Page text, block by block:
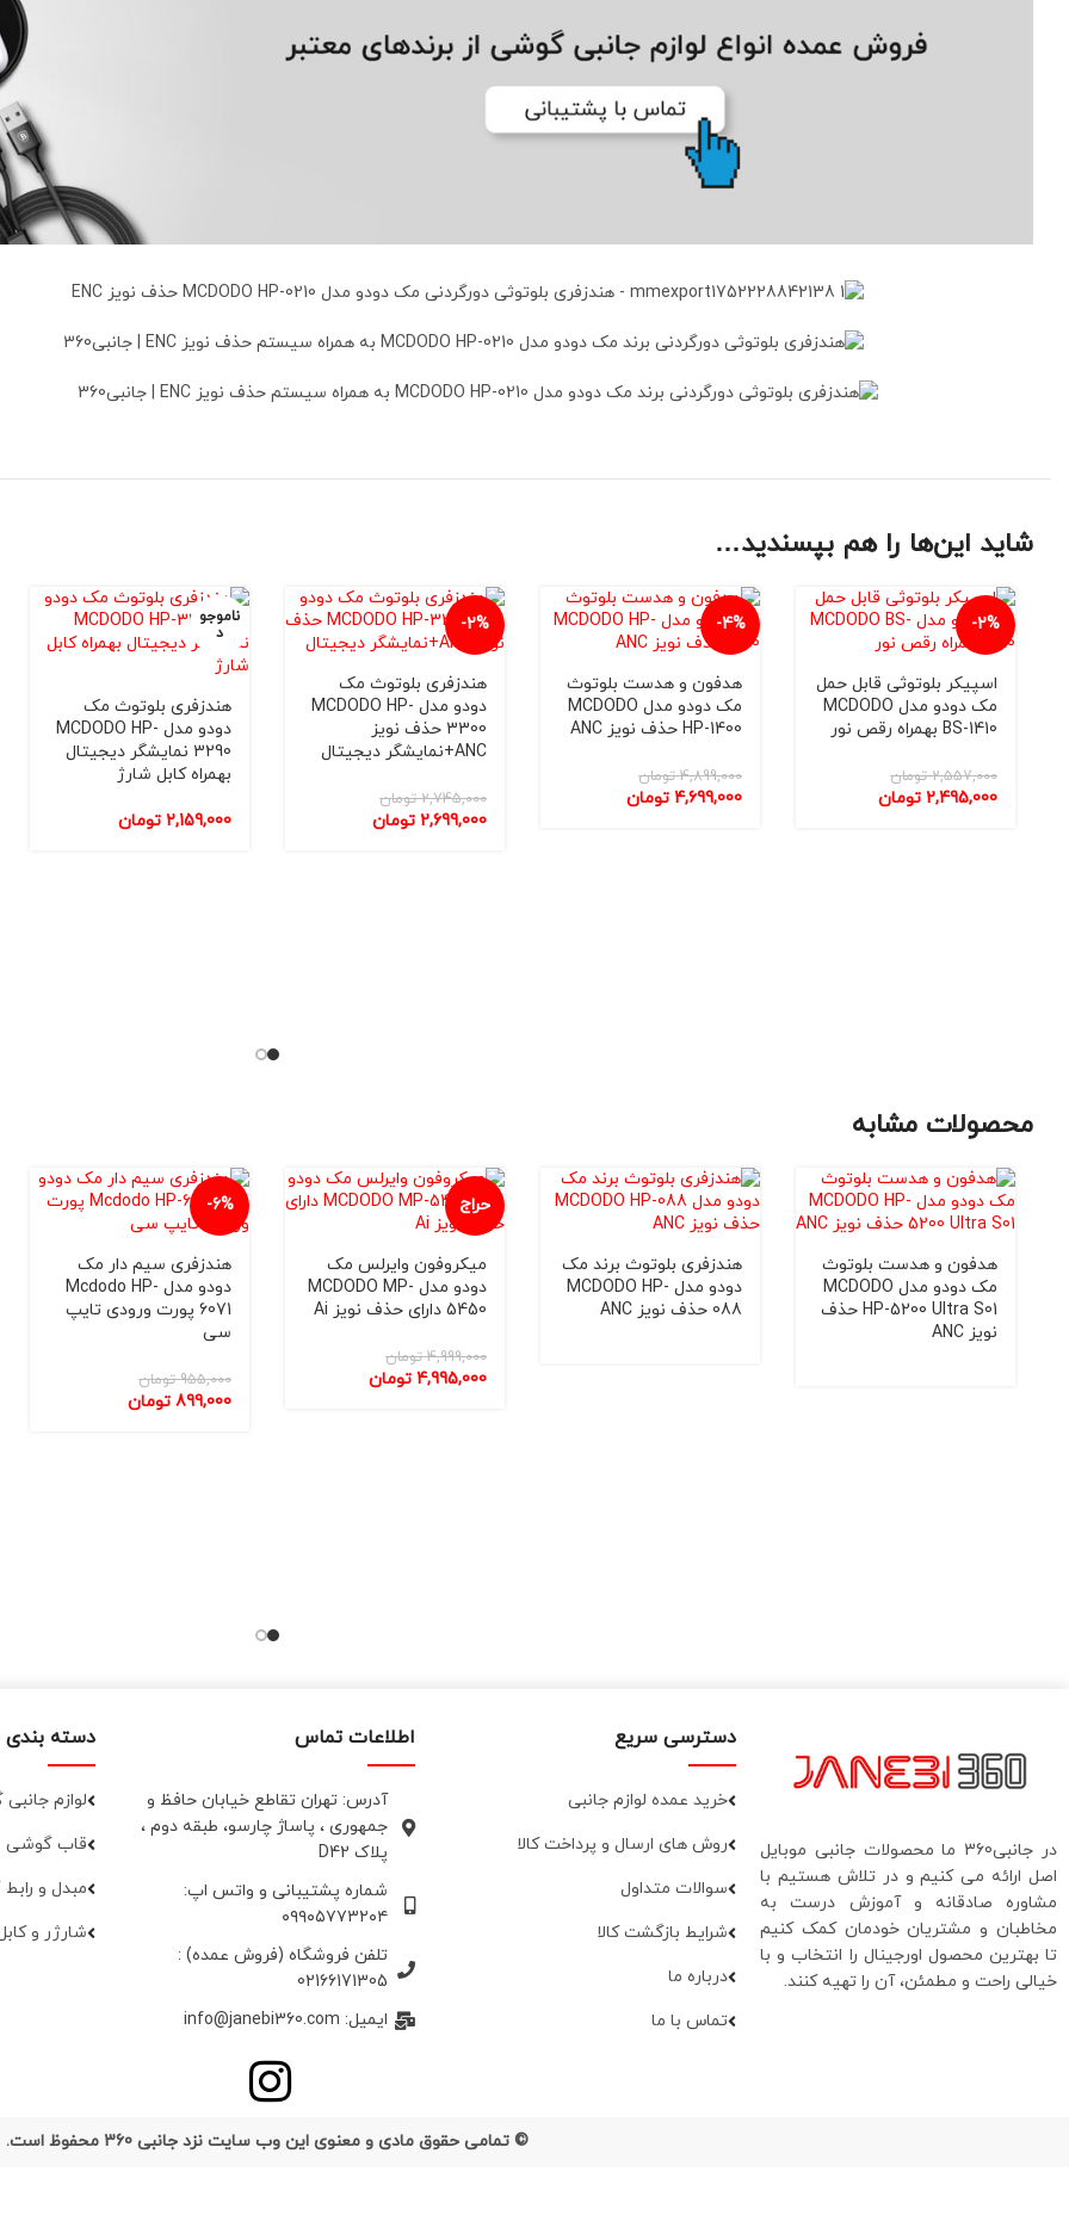
شاید این‌ها را هم بپسندید…
-2%
ناموجو
د
اسپیکر بلوتوثی قابل حمل
مک دودو مدل MCDODO
BS-1410 بهمراه رقص نور
2,557,000 تومان
2,495,000 تومان
-4%
ناموجو
د
هدفون و هدست بلوتوث
مک دودو مدل MCDODO
HP-1400 حذف نویز ANC
4,899,000 تومان
4,699,000 تومان
-2%
ناموجو
د
هندزفری بلوتوث مک
دودو مدل MCDODO HP-
3300 حذف نویز
ANC+نمایشگر دیجیتال
2,745,000 تومان
2,699,000 تومان
ناموجو
د
هندزفری بلوتوث مک
دودو مدل MCDODO HP-
3290 نمایشگر دیجیتال
بهمراه کابل شارژ
تومان
محصولات مشابه
هدفون و هدست بلوتوث
مک دودو مدل MCDODO
HP-5200 Ultra S01 حذف
نویز ANC
هندزفری بلوتوث برند مک
دودو مدل MCDODO HP-
088 حذف نویز ANC
حراج
میکروفون وایرلس مک
دودو مدل MCDODO MP-
5450 دارای حذف نویز Ai
4,999,000 تومان
4,995,000 تومان
-6%
هندزفری سيم دار مک
دودو مدل Mcdodo HP-
6071 پورت ورودی تایپ
سی
955,000 تومان
899,000 تومان
در جانبی360 ما محصولات جانبی موبایل
اصل ارائه می کنیم و در تلاش هستیم با
مشاوره صادقانه و آموزش درست به
مخاطبان و مشتریان خودمان کمک کنیم
تا بهترین محصول اورجینال را انتخاب و با
خیالی راحت و مطمئن، آن را تهیه کنند.
دسترسی سریع
خرید عمده لوازم جانبی
روش های ارسال و پرداخت کالا
سوالات متداول
شرایط بازگشت کالا
درباره ما
تماس با ما
اطلاعات تماس
آدرس: تهران تقاطع خیابان حافظ و
جمهوری ، پاساژ چارسو، طبقه دوم ،
پلاک D42
شماره پشتیبانی و واتس اپ:
۰۹۹۰۵۷۷۳۲۰۴
تلفن فروشگاه (فروش عمده) :
02166171305
ایمیل: info@janebi360.com
دسته
لوازم
قاب گوشی
مبدل و
شارژر و
© تمامی حقوق مادی و معنوی این وب سایت نزد جانبی 360 محفوظ است.